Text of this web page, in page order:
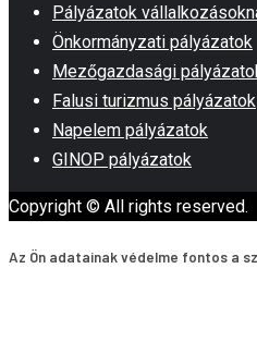
Pályázatok
Önkormányzati pályázatok
Mezőgazdasági
Falusi turizmus pályázatok
Napelem pályázatok
GINOP pályázatok
Copyright © All rights reserved.
Az Ön adatainak védelme fontos a